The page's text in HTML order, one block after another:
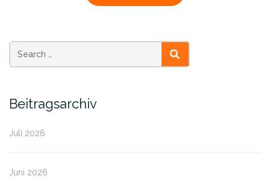
SEARCH
Beitragsarchiv
Juli 2026
Juni 2026